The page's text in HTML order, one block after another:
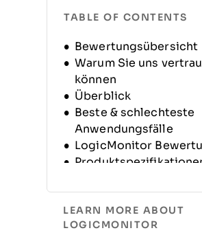
TABLE OF CONTENTS
Bewertungsübersicht
Warum Sie uns
können
Überblick
Beste & schlechteste
Anwendungsfälle
LogicMonitor
FAQs
LEARN MORE ABOUT
LOGICMONITOR